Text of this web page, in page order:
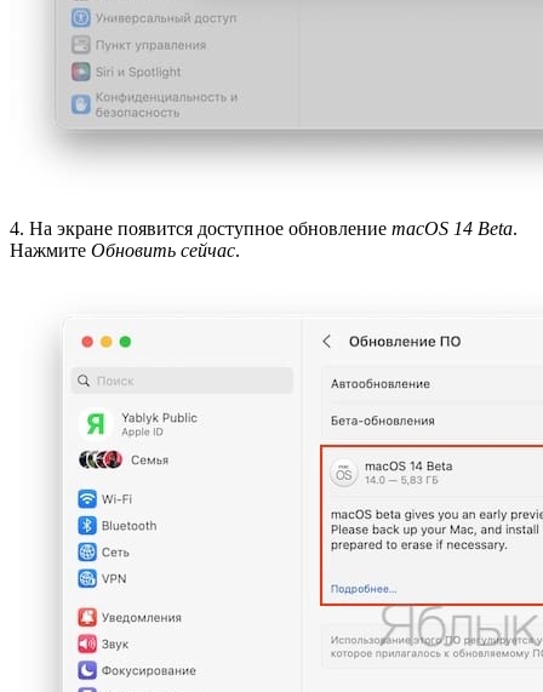
4. На экране появится доступное обновление macOS 14 Beta.
Нажмите Обновить сейчас.